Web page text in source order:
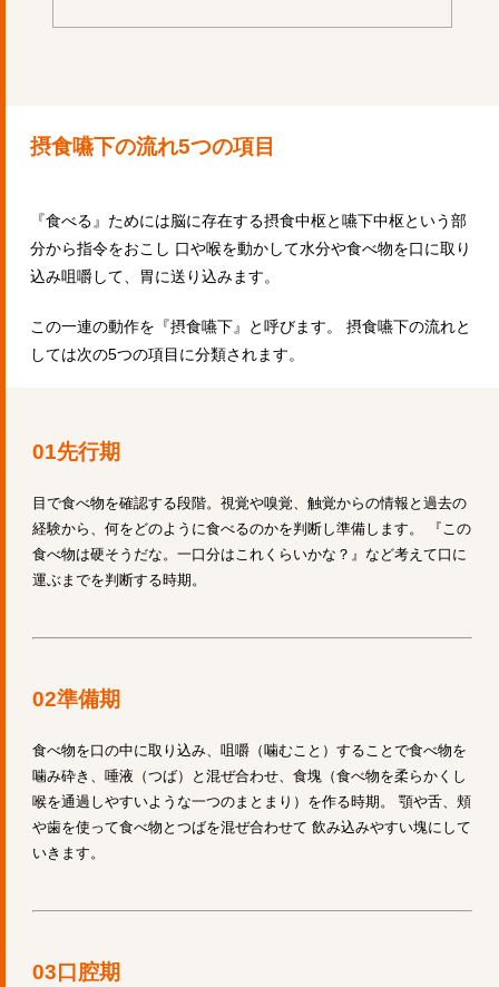
摂食嚥下の流れ5つの項目
『食べる』ためには脳に存在する摂食中枢と嚥下中枢という部
分から指令をおこし 口や喉を動かして水分や食べ物を口に取り
込み咀嚼して、胃に送り込みます。
この一連の動作を『摂食嚥下』と呼びます。 摂食嚥下の流れと
しては次の5つの項目に分類されます。
01先行期
目で食べ物を確認する段階。視覚や嗅覚、触覚からの情報と過去の
経験から、何をどのように食べるのかを判断し準備します。 『この
食べ物は硬そうだな。一口分はこれくらいかな？』など考えて口に
運ぶまでを判断する時期。
02準備期
食べ物を口の中に取り込み、咀嚼（噛むこと）することで食べ物を
噛み砕き、唾液（つば）と混ぜ合わせ、食塊（食べ物を柔らかくし
喉を通過しやすいような一つのまとまり）を作る時期。 顎や舌、頬
や歯を使って食べ物とつばを混ぜ合わせて 飲み込みやすい塊にして
いきます。
03口腔期